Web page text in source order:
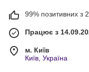
99% позитивних з
Працює з
м. Київ
Київ, Україна